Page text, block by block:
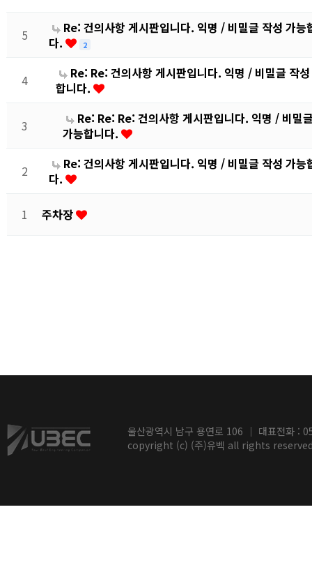
5
Re: 건의사항 게시판입니다. 익명 / 비밀글 작성 가
다.
2
4
Re: Re: 건의사항 게시판입니다. 익명 / 비밀글 작
합니다.
3
Re: Re: Re: 건의사항 게시판입니다. 익명 / 비밀
가능합니다.
2
Re: 건의사항 게시판입니다. 익명 / 비밀글 작성 가
다.
1 주차장
울산광역시 남구 용연로 106 ｜ 대표전화
copyright (c) (주)유벡 all rights